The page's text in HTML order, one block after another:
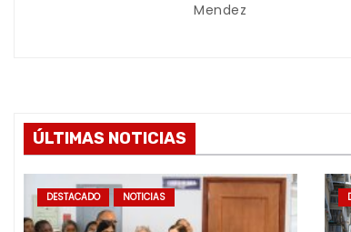
Mendez
ÚLTIMAS NOTICIAS
DESTACADO NOTICIAS